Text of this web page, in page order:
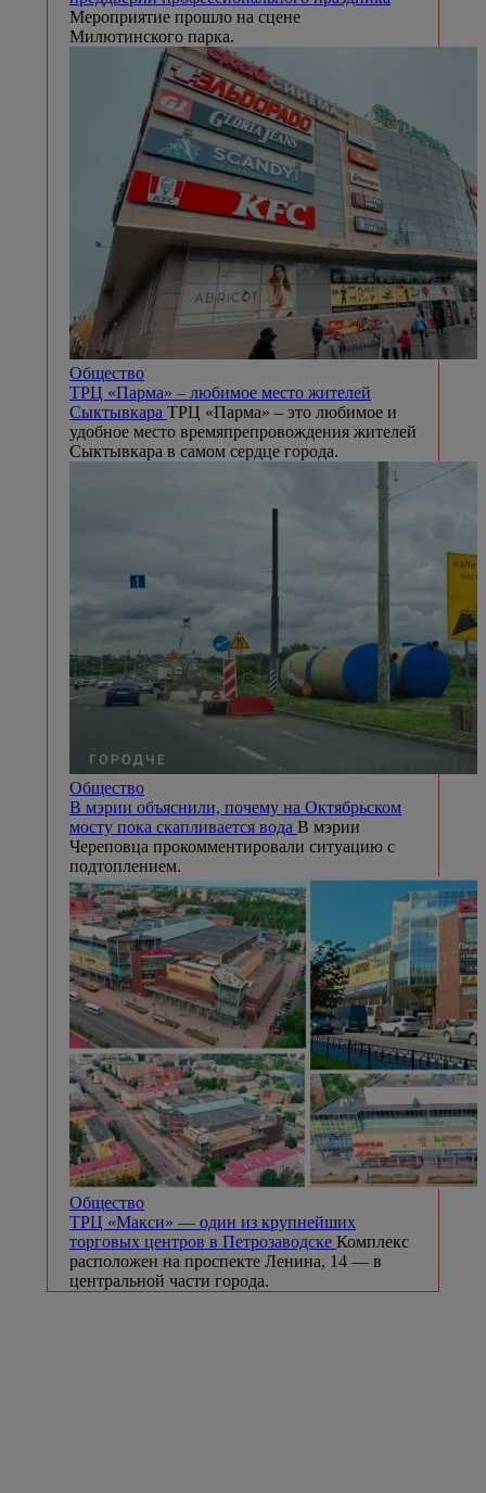
Мероприятие прошло на сцене
Милютинского парка.
Общество
ТРЦ «Парма» – любимое место жителей
Сыктывкара ТРЦ «Парма» – это любимое и
удобное место времяпрепровождения жителей
Сыктывкара в самом сердце города.
Общество
В мэрии объяснили, почему на Октябрьском
мосту пока скапливается вода В мэрии
Череповца прокомментировали ситуацию с
подтоплением.
Общество
ТРЦ «Макси» — один из крупнейших
торговых центров в Петрозаводске Комплекс
расположен на проспекте Ленина, 14 — в
центральной части города.